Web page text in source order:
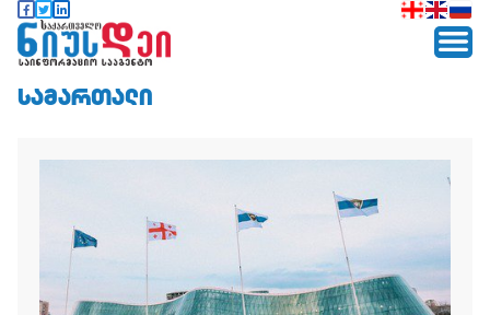
ᲡᲐᲛᲐᲠᲗᲐᲚᲘ